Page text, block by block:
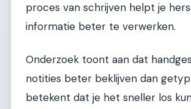
proces van schrijven helpt je
informatie beter te verwerken.
Onderzoek toont aan dat
notities beter beklijven dan
betekent dat je het sneller los